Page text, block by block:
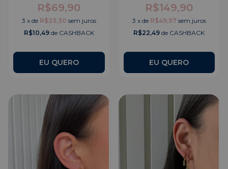
R$69,90
3 x de R$23,30 sem juros
R$10,49de CASHBACK
R$149,90
3 x de R$49,97 sem juros
R$22,49 de CASHBACK